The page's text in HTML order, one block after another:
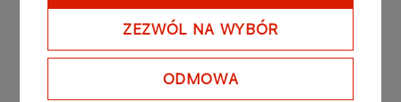
ZEZWÓL NA WYBÓR
ODMOWA
in the Agreement and Chevron's decision to
discontinue operations in Poland.
See also: Current Report No. 39/2014 of March